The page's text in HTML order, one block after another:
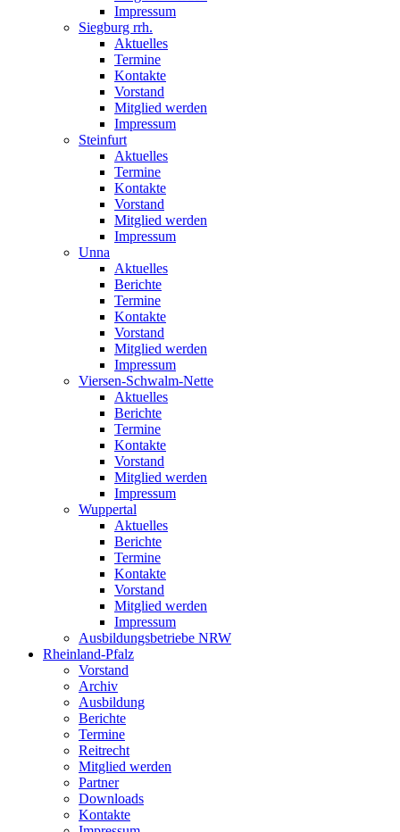
Impressum
Siegburg rrh.
Aktuelles
Termine
Kontakte
Vorstand
Mitglied werden
Impressum
Steinfurt
Aktuelles
Termine
Kontakte
Vorstand
Mitglied werden
Impressum
Unna
Aktuelles
Berichte
Termine
Kontakte
Vorstand
Mitglied werden
Impressum
Viersen-Schwalm-Nette
Aktuelles
Berichte
Termine
Kontakte
Vorstand
Mitglied werden
Impressum
Wuppertal
Aktuelles
Berichte
Termine
Kontakte
Vorstand
Mitglied werden
Impressum
Ausbildungsbetriebe NRW
Rheinland-Pfalz
Vorstand
Archiv
Ausbildung
Berichte
Termine
Reitrecht
Mitglied werden
Partner
Downloads
Kontakte